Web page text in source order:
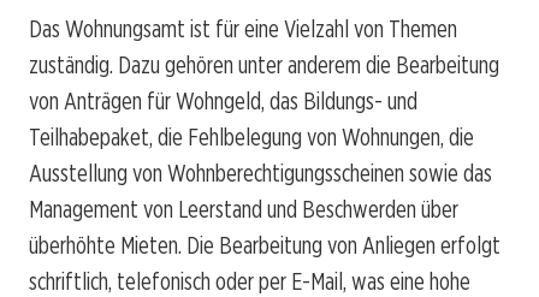
Das Wohnungsamt ist für eine Vielzahl von Themen
zuständig. Dazu gehören unter anderem die Bearbeitung
von Anträgen für Wohngeld, das Bildungs- und
Teilhabepaket, die Fehlbelegung von Wohnungen, die
Ausstellung von Wohnberechtigungsscheinen sowie das
Management von Leerstand und Beschwerden über
überhöhte Mieten. Die Bearbeitung von Anliegen erfolgt
schriftlich, telefonisch oder per E-Mail, was eine hohe